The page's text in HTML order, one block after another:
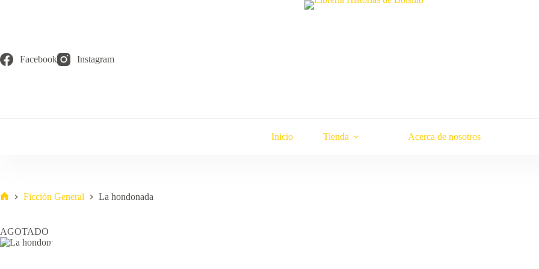
Facebook Instagram
Inicio Tienda Acerca de nosotros
Ficción General La hondonada
AGOTADO